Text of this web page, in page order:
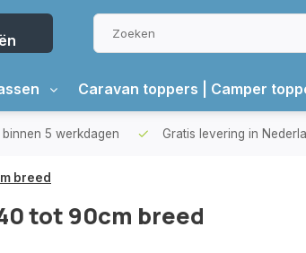
Caravan toppers | Camper
binnen 5 werkdagen Gratis levering in
breed
tot 90cm breed